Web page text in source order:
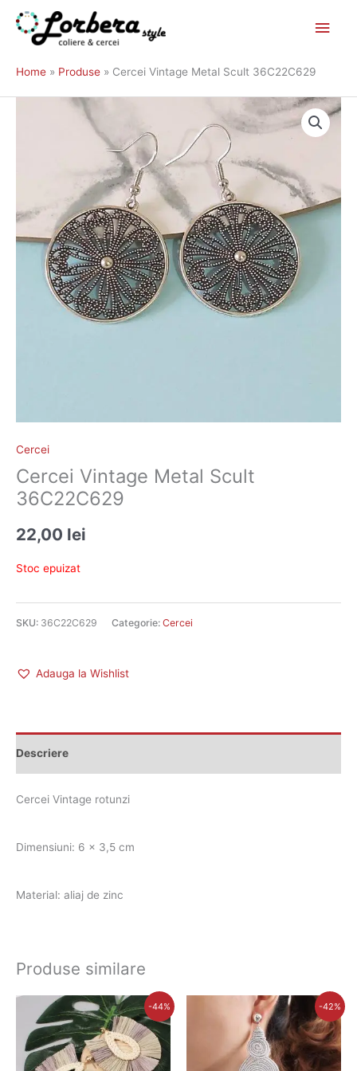
Skip
content
Home Produse Cercei Vintage Metal Scult 36C22C629
Cercei
Cercei Vintage Metal Scult
36C22C629
22,00 lei
Stoc epuizat
SKU: 36C22C629 Categorie: Cercei
Adauga la Wishlist
Descriere
Cercei Vintage rotunzi
Dimensiuni: 6 x 3,5 cm
Material: aliaj de zinc
Produse similare
-44%
Prețul
inițial
a
fost:
75,00 lei.
Prețul
curent
este:
42,00 lei.
-42%
Prețul
inițial
fost:
72,00 lei.
Prețul
curent
este:
42,00 lei.